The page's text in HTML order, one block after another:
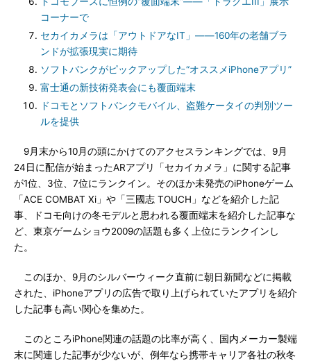
コーナーで
セカイカメラは「アウトドアなIT」――160年の老舗ブラ
ンドが拡張現実に期待
ソフトバンクがピックアップした“オススメiPhoneアプリ”
富士通の新技術発表会にも覆面端末
ドコモとソフトバンクモバイル、盗難ケータイの判別ツー
ルを提供
9月末から10月の頭にかけてのアクセスランキングでは、9月
24日に配信が始まったARアプリ「セカイカメラ」に関する記事
が1位、3位、7位にランクイン。そのほか未発売のiPhoneゲーム
「ACE COMBAT Xi」や「三國志 TOUCH」などを紹介した記
事、ドコモ向けの冬モデルと思われる覆面端末を紹介した記事な
ど、東京ゲームショウ2009の話題も多く上位にランクインし
た。
このほか、9月のシルバーウィーク直前に朝日新聞などに掲載
された、iPhoneアプリの広告で取り上げられていたアプリを紹介
した記事も高い関心を集めた。
このところiPhone関連の話題の比率が高く、国内メーカー製端
末に関連した記事が少ないが、例年なら携帯キャリア各社の秋冬